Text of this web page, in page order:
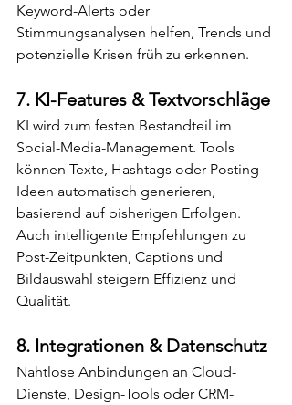
Keyword-Alerts oder
Stimmungsanalysen helfen, Trends und
potenzielle Krisen früh zu erkennen.
7. KI-Features & Textvorschläge
KI wird zum festen Bestandteil im
Social-Media-Management. Tools
können Texte, Hashtags oder Posting-
Ideen automatisch generieren,
basierend auf bisherigen Erfolgen.
Auch intelligente Empfehlungen zu
Post-Zeitpunkten, Captions und
Bildauswahl steigern Effizienz und
Qualität.
8. Integrationen & Datenschutz
Nahtlose Anbindungen an Cloud-
Dienste, Design-Tools oder CRM-